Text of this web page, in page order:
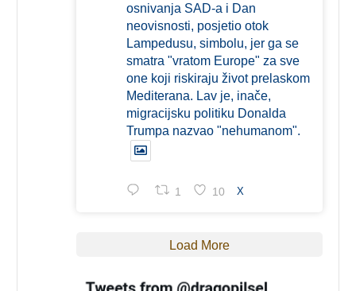
osnivanja SAD-a i Dan
neovisnosti, posjetio otok
Lampedusu, simbolu, jer ga se
smatra "vratom Europe" za sve
one koji riskiraju život prelaskom
Mediterana. Lav je, inače,
migracijsku politiku Donalda
Trumpa nazvao "nehumanom".
1 10 X
Load More